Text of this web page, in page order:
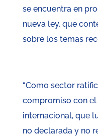
se encuentra en
nueva ley, que
sobre los temas
“Como sector
compromiso con
internacional, que
no declarada y no